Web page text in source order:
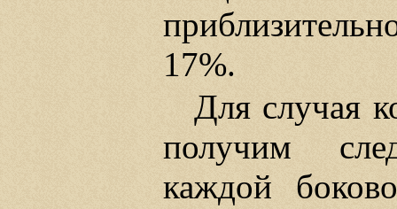
17%.
Для случая
получим
каждой